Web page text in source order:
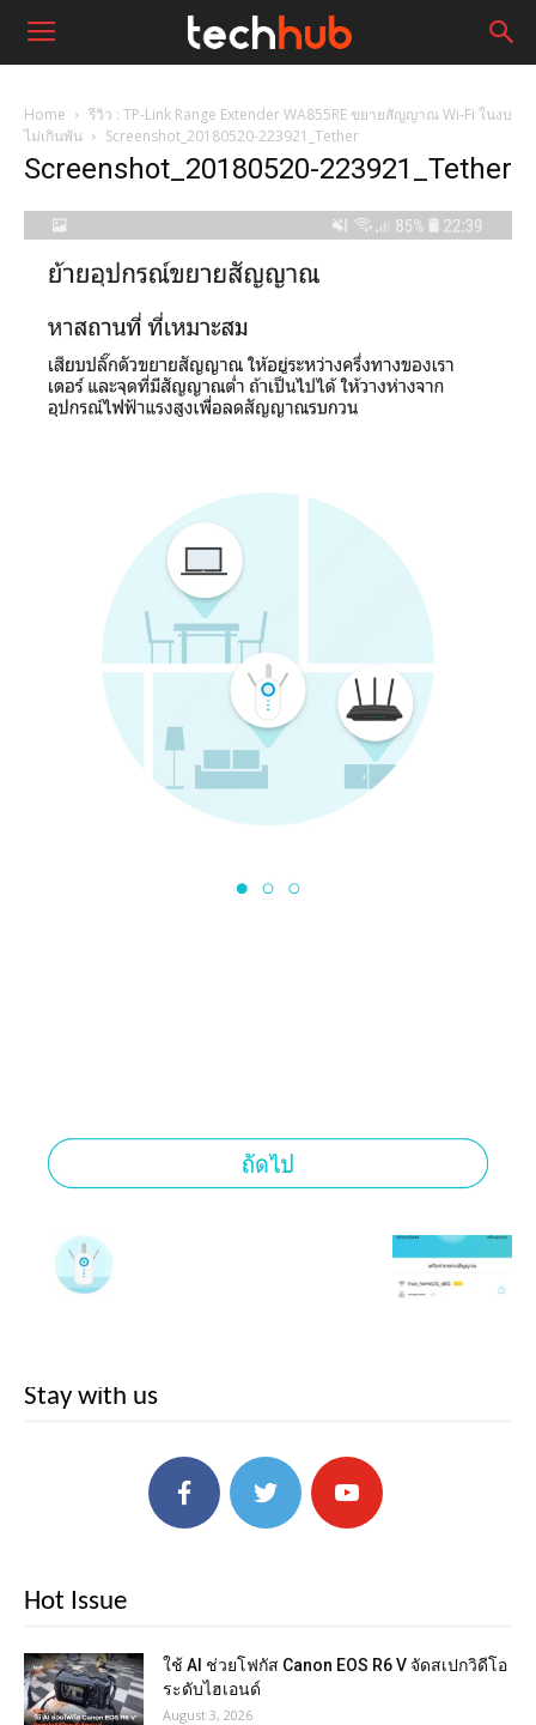
Home
รีวิว : TP-Link Range Extender WA855RE ขยายสัญญาณ Wi-Fi ในงบ
ไม่เกินพัน
Screenshot_20180520-223921_Tether
Screenshot_20180520-223921_Tether
Stay with us
Hot Issue
ใช้ AI ช่วยโฟกัส Canon EOS R6 V จัดสเปกวิดีโอ
ระดับไฮเอนด์
August 3, 2026